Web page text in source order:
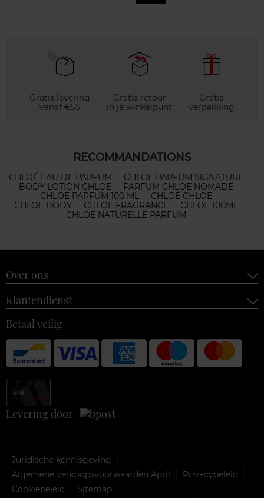
Gratis levering
vanaf €55
Gratis retour
in je winkelpunt
Gratis
verpakking
RECOMMANDATIONS
CHLOÉ EAU DE PARFUM
CHLOE PARFUM SIGNATURE
BODY LOTION CHLOE
PARFUM CHLOE NOMADE
CHLOE PARFUM 100 ML
CHLOÉ CHLOE
CHLOE BODY
CHLOE FRAGRANCE
CHLOE 100ML
CHLOE NATURELLE PARFUM
Over ons
Klantendienst
Betaal veilig
Levering door
Juridische kennisgeving
Algemene verkoopsvoorwaarden April
Privacybeleid
Cookiebeleid
Sitemap